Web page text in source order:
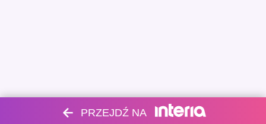
PRZEJDŹ NA